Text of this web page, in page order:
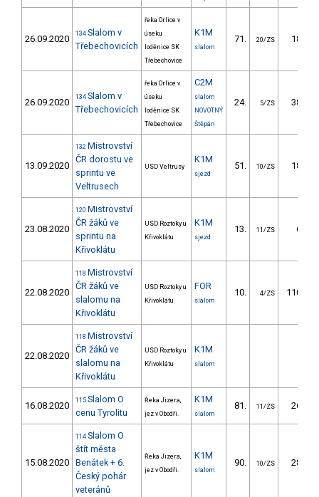
26.09.2020 134 Slalom v
Třebechovicích
řeka Orlice v
úseku
loděnice SK
Třebechovice
K1M
slalom
71. 20/ZS 18.90
26.09.2020 134 Slalom v
Třebechovicích
řeka Orlice v
úseku
loděnice SK
Třebechovice
C2M
slalom
NOVOTNÝ
Štěpán
24. 5/ZS 38.67
13.09.2020
132 Mistrovství
ČR dorostu ve
sprintu ve
Veltrusech
USD Veltrusy
K1M
sjezd
51. 10/ZS 18.01
23.08.2020
120 Mistrovství
ČR žáků ve
sprintu na
Křivoklátu
USD Roztoky u
Křivoklátu
K1M
sjezd
13. 11/ZS 6.72
22.08.2020
118 Mistrovství
ČR žáků ve
slalomu na
Křivoklátu
USD Roztoky u
Křivoklátu
FOR
slalom
10. 4/ZS 110.48
22.08.2020
118 Mistrovství
ČR žáků ve
slalomu na
Křivoklátu
USD Roztoky u
Křivoklátu
K1M
slalom
16.08.2020 115 Slalom O
cenu Tyrolitu
Řeka Jizera,
jez v Obodři.
K1M
slalom
81. 11/ZS 26.69
15.08.2020
114 Slalom O
štít města
Benátek + 6.
Český pohár
veteránů
Řeka Jizera,
jez v Obodři.
K1M
slalom
90. 10/ZS 28.86